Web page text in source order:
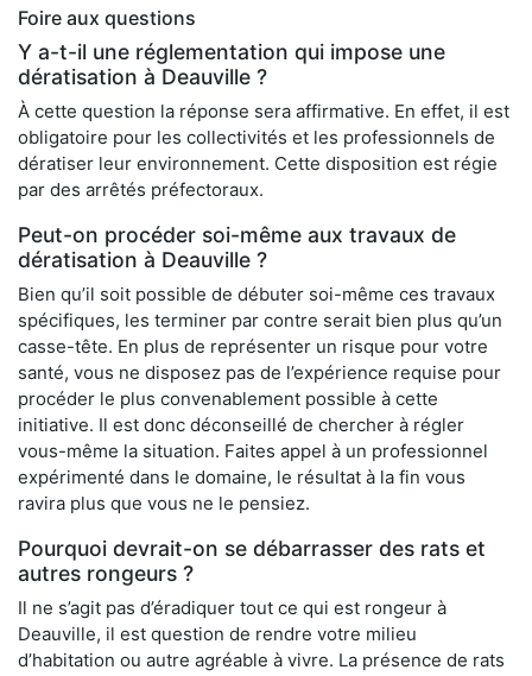
Foire aux questions
Y a-t-il une réglementation qui impose une
dératisation à Deauville ?
À cette question la réponse sera affirmative. En effet, il est
obligatoire pour les collectivités et les professionnels de
dératiser leur environnement. Cette disposition est régie
par des arrêtés préfectoraux.
Peut-on procéder soi-même aux travaux de
dératisation à Deauville ?
Bien qu’il soit possible de débuter soi-même ces travaux
spécifiques, les terminer par contre serait bien plus qu’un
casse-tête. En plus de représenter un risque pour votre
santé, vous ne disposez pas de l’expérience requise pour
procéder le plus convenablement possible à cette
initiative. Il est donc déconseillé de chercher à régler
vous-même la situation. Faites appel à un professionnel
expérimenté dans le domaine, le résultat à la fin vous
ravira plus que vous ne le pensiez.
Pourquoi devrait-on se débarrasser des rats et
autres rongeurs ?
Il ne s’agit pas d’éradiquer tout ce qui est rongeur à
Deauville, il est question de rendre votre milieu
d’habitation ou autre agréable à vivre. La présence de rats